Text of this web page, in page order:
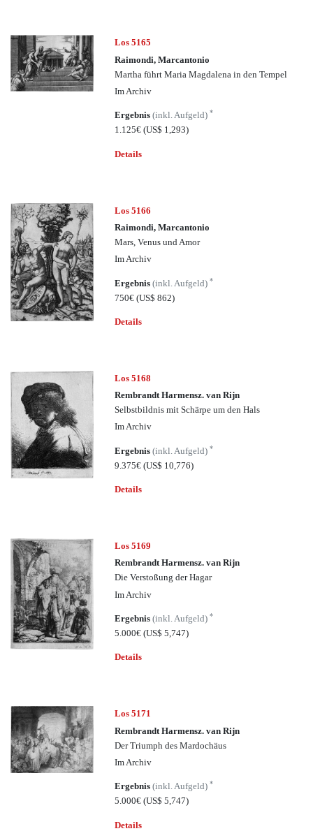
Los 5165
Raimondi, Marcantonio
Martha führt Maria Magdalena in den Tempel
Im Archiv
Ergebnis(inkl. Aufgeld)*
1.125€(US$ 1,293)
Details
Los 5166
Raimondi, Marcantonio
Mars, Venus und Amor
Im Archiv
Ergebnis(inkl. Aufgeld)*
750€(US$ 862)
Details
Los 5168
Rembrandt Harmensz. van Rijn
Selbstbildnis mit Schärpe um den Hals
Im Archiv
Ergebnis(inkl. Aufgeld)*
9.375€(US$ 10,776)
Details
Los 5169
Rembrandt Harmensz. van Rijn
Die Verstoßung der Hagar
Im Archiv
Ergebnis(inkl. Aufgeld)*
5.000€(US$ 5,747)
Details
Los 5171
Rembrandt Harmensz. van Rijn
Der Triumph des Mardochäus
Im Archiv
Ergebnis(inkl. Aufgeld)*
5.000€(US$ 5,747)
Details